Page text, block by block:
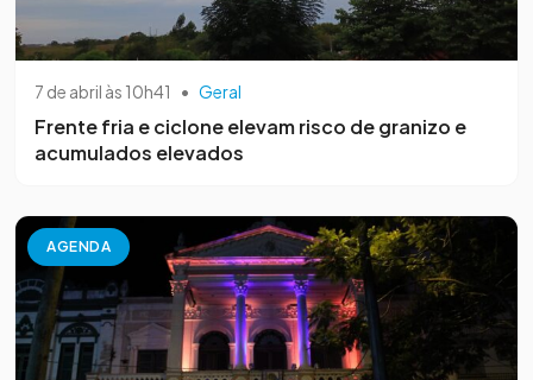
7 de abril às 10h41 • Geral
Frente fria e ciclone elevam risco de granizo e
acumulados elevados
AGENDA